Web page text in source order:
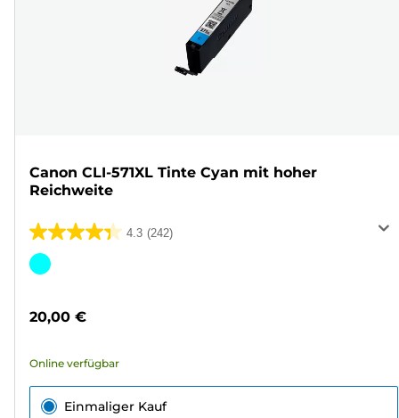
Canon CLI-571XL Tinte Cyan mit hoher
Reichweite
4.3 (242)
4.3
von
242
Farbpatrone
20,00 €
Online verfügbar
Einmaliger Kauf